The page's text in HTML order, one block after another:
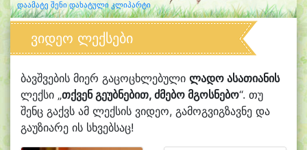
დაამატე შენი დახატული კლიპარტი
ვიდეო ლექსები
ბავშვების მიერ გაცოცხლებული ლადო ასათიანის
ლექსი „თქვენ გეუბნებით, ძმებო მგოსნებო“. თუ
შენც გაქვს ამ ლექსის ვიდეო, გამოგვიგზავნე და
გაუზიარე ის სხვებსაც!